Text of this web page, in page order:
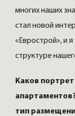
многих наших
стал новой
«Еврострой», и
структуре
Каков
тип